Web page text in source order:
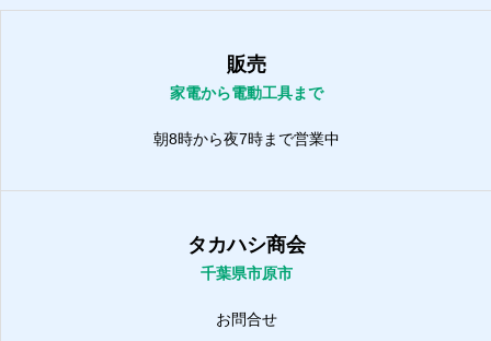
販売
家電から電動工具まで
朝8時から夜7時まで営業中
タカハシ商会
千葉県市原市
お問合せ